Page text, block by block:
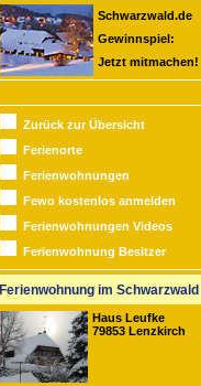
Schwarzwald.de
Gewinnspiel:
Jetzt mitmachen!
Zurück zur Übersicht
Ferienorte
Ferienwohnungen
Fewo kostenlos anmelden
Ferienwohnungen Videos
Ferienwohnung Besitzer
Ferienwohnung im Schwarzwald
Haus Leufke
79853 Lenzkirch